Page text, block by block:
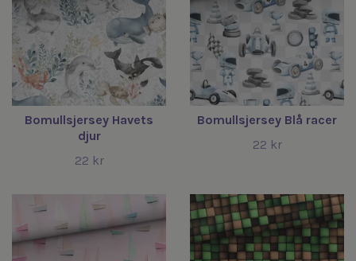
Bomullsjersey Havets
djur
22 kr
Bomullsjersey Blå racer
22 kr